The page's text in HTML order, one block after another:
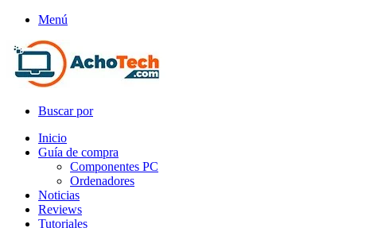
Menú
Buscar por
Inicio
Guía de compra
Componentes PC
Ordenadores
Noticias
Reviews
Tutoriales